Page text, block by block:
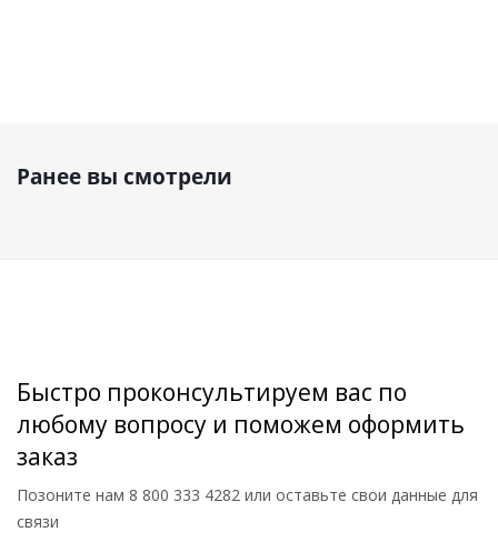
Ранее вы смотрели
Быстро проконсультируем вас по
любому вопросу и поможем оформить
заказ
Позоните нам 8 800 333 4282 или оставьте свои данные для
связи